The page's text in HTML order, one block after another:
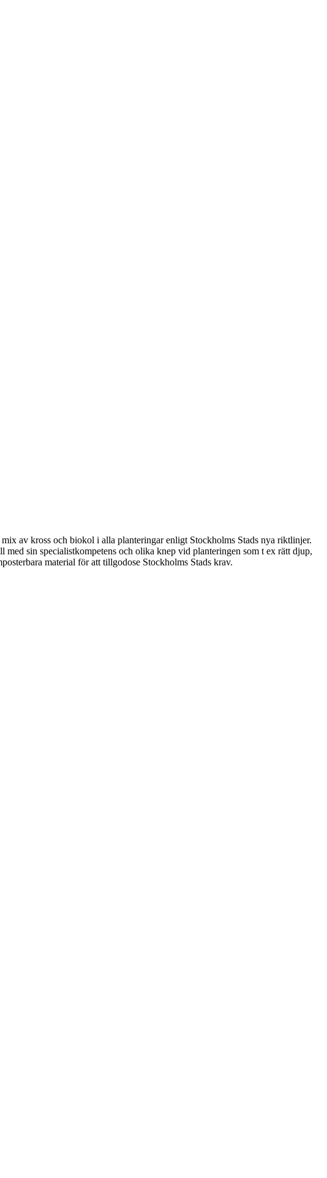
av kross och biokol i alla planteringar enligt Stockholms Stads nya riktlinjer.
sin specialistkompetens och olika knep vid planteringen som t ex rätt djup,
material för att tillgodose Stockholms Stads krav.